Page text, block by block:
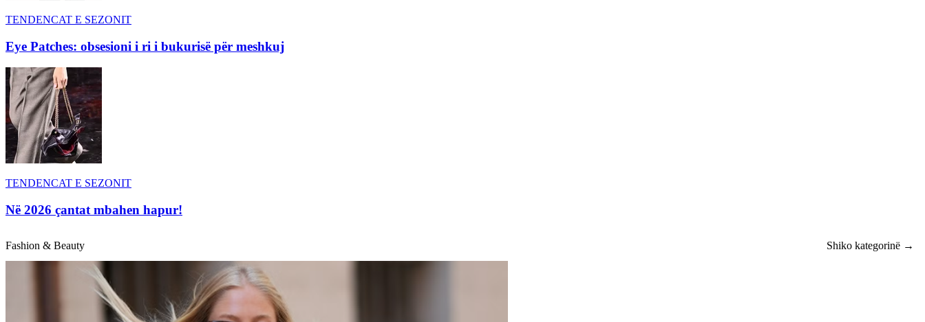
TENDENCAT E SEZONIT
Eye Patches: obsesioni i ri i bukurisë për meshkuj
TENDENCAT E SEZONIT
Në 2026 çantat mbahen hapur!
Fashion & Beauty Shiko kategorinë →